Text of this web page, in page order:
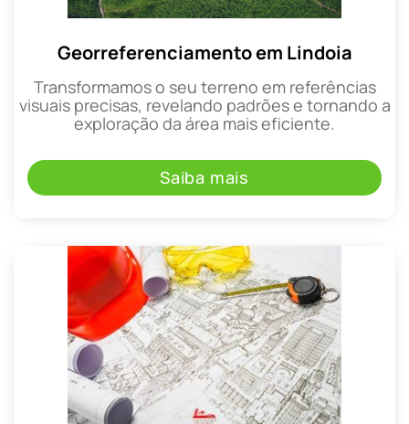
Georreferenciamento em Lindoia
Transformamos o seu terreno em referências
visuais precisas, revelando padrões e tornando a
exploração da área mais eficiente.
Saiba mais